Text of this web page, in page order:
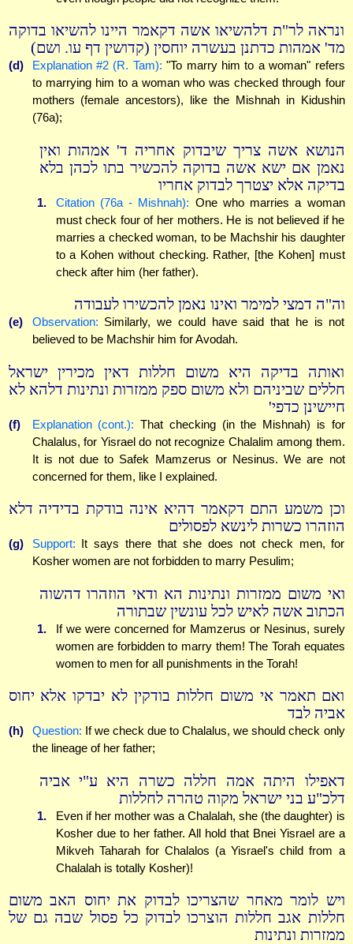
ונראה לר"ת דלהשיאו אשה דקאמר היינו להשיאו בדוקה
מד' אמהות כדתנן בעשרה יוחסין (קדושין דף עו. ושם)
(d) Explanation #2 (R. Tam): "To marry him to a woman" refers
to marrying him to a woman who was checked through four
mothers (female ancestors), like the Mishnah in Kidushin
(76a);
הנושא אשה צריך שיבדוק אחריה ד' אמהות ואין
נאמן אם ישא אשה בדוקה להכשיר בתו לכהן בלא
בדיקה אלא יצטרך לבדוק אחריו
1. Citation (76a - Mishnah): One who marries a woman
must check four of her mothers. He is not believed if he
marries a checked woman, to be Machshir his daughter
to a Kohen without checking. Rather, [the Kohen] must
check after him (her father).
וה"ה דמצי למימר ואינו נאמן להכשירו לעבודה
(e) Observation: Similarly, we could have said that he is not
believed to be Machshir him for Avodah.
ואותה בדיקה היא משום חללות דאין מכירין ישראל
חללים שביניהם ולא משום ספק ממזרות ונתינות דלהא לא
חיישינן כדפי'
(f) Explanation (cont.): That checking (in the Mishnah) is for
Chalalus, for Yisrael do not recognize Chalalim among them.
It is not due to Safek Mamzerus or Nesinus. We are not
concerned for them, like I explained.
וכן משמע התם דקאמר דהיא אינה בודקת בדידיה דלא
הוזהרו כשרות לינשא לפסולים
(g) Support: It says there that she does not check men, for
Kosher women are not forbidden to marry Pesulim;
ואי משום ממזרות ונתינות הא ודאי הוזהרו דהשוה
הכתוב אשה לאיש לכל עונשין שבתורה
1.
If we were concerned for Mamzerus or Nesinus, surely
women are forbidden to marry them! The Torah equates
women to men for all punishments in the Torah!
ואם תאמר אי משום חללות בודקין לא יבדקו אלא יחוס
אביה לבד
(h) Question: If we check due to Chalalus, we should check only
the lineage of her father;
דאפילו היתה אמה חללה כשרה היא ע"י אביה
דלכ"ע בני ישראל מקוה טהרה לחללות
1.
Even if her mother was a Chalalah, she (the daughter) is
Kosher due to her father. All hold that Bnei Yisrael are a
Mikveh Taharah for Chalalos (a Yisrael's child from a
Chalalah is totally Kosher)!
ויש לומר מאחר שהצריכו לבדוק את יחוס האב משום
חללות אגב חללות הוצרכו לבדוק כל פסול שבה גם של
ממזרות ונתינות